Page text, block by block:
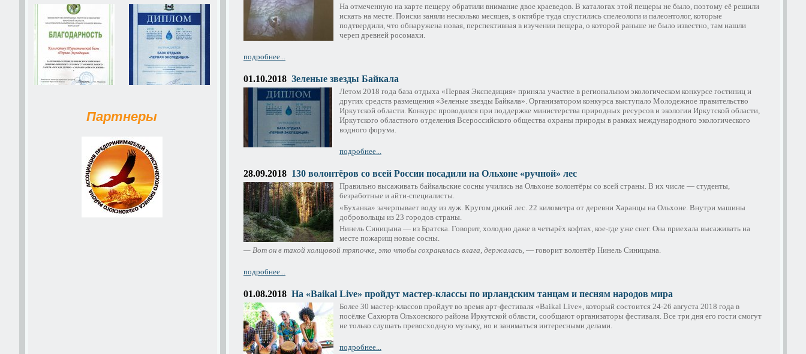
Партнеры
На отмеченную на карте пещеру обратили внимание двое краеведов. В каталогах этой пещеры не было, поэтому её решили
искать на месте. Поиски заняли несколько месяцев, в октябре туда спустились спелеологи и палеонтолог, которые
подтвердили, что обнаружена новая, перспективная в изучении пещера, о которой раньше не было известно, там нашли
череп древней росомахи.
подробнее...
01.10.2018 Зеленые звезды Байкала
Летом 2018 года база отдыха «Первая Экспедиция» приняла участие в региональном экологическом конкурсе гостиниц и
других средств размещения «Зеленые звезды Байкала». Организатором конкурса выступало Молодежное правительство
Иркутской области. Конкурс проводился при поддержке министерства природных ресурсов и экологии Иркутской области,
Иркутского областного отделения Всероссийского общества охраны природы в рамках международного экологического
водного форума.
подробнее...
28.09.2018 130 волонтёров со всей России посадили на Ольхоне «ручной» лес
Правильно высаживать байкальские сосны учились на Ольхоне волонтёры со всей страны. В их числе — студенты,
безработные и айти-специалисты.
«Буханка» зачерпывает воду из луж. Кругом дикий лес. 22 километра от деревни Харанцы на Ольхоне. Внутри машины
добровольцы из 23 городов страны.
Нинель Синицына — из Братска. Говорит, холодно даже в четырёх кофтах, кое-где уже снег. Она приехала высаживать на
месте пожарищ новые сосны.
— Вот он в такой холщовой тряпочке, это чтобы сохранялась влага, держалась, — говорит волонтёр Нинель Синицына.
подробнее...
01.08.2018 На «Baikal Live» пройдут мастер-классы по ирландским танцам и песням народов мира
Более 30 мастер-классов пройдут во время арт-фестиваля «Baikal Live», который состоится 24-26 августа 2018 года в
посёлке Сахюрта Ольхонского района Иркутской области, сообщают организаторы фестиваля. Все три дня его гости смогут
не только слушать превосходную музыку, но и заниматься интересными делами.
подробнее...